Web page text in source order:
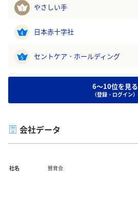
3 やさしい手
4 日本赤十字社
5 セントケア・ホールディング
6～10位を見る
（登録・ログイン）
会社データ
社名 賛育会